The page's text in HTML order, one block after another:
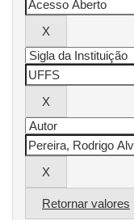
Retornar valores